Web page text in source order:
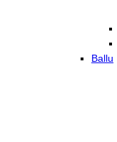
Ballu